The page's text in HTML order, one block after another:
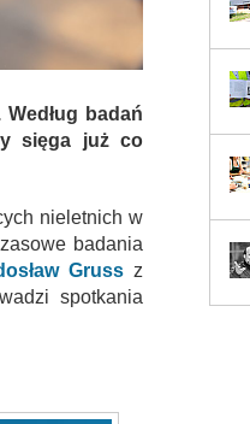
badań
sięga już co
nieletnich w
badania
Gruss z
spotkania